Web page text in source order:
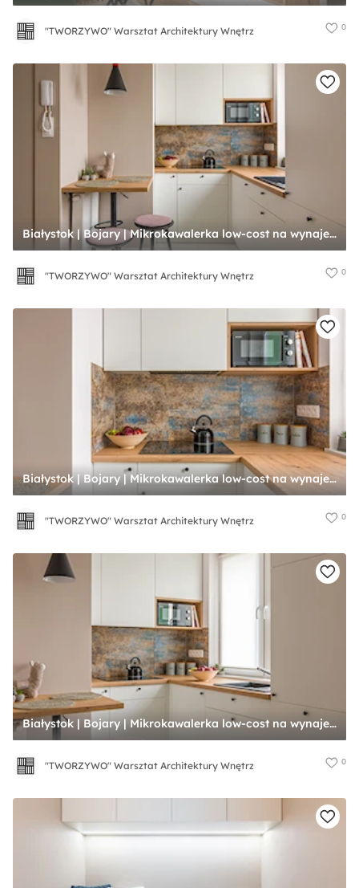
"TWORZYWO" Warsztat Architektury Wnętrz 0
Białystok | Bojary | Mikrokawalerka low-cost na wynajem - Kuchnia, styl nowoczesny - zdjęcie od "TWORZYWO" Warsztat Architektury Wnętrz
"TWORZYWO" Warsztat Architektury Wnętrz 0
Białystok | Bojary | Mikrokawalerka low-cost na wynajem - Kuchnia, styl nowoczesny - zdjęcie od "TWORZYWO" Warsztat Architektury Wnętrz
"TWORZYWO" Warsztat Architektury Wnętrz 0
Białystok | Bojary | Mikrokawalerka low-cost na wynajem - Kuchnia, styl nowoczesny - zdjęcie od "TWORZYWO" Warsztat Architektury Wnętrz
"TWORZYWO" Warsztat Architektury Wnętrz 0